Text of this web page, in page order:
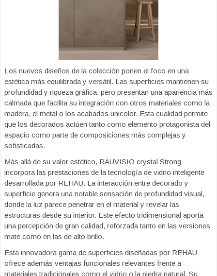
Los nuevos diseños de la colección ponen el foco en una
estética más equilibrada y versátil. Las superficies mantienen su
profundidad y riqueza gráfica, pero presentan una apariencia más
calmada que facilita su integración con otros materiales como la
madera, el metal o los acabados unicolor. Esta cualidad permite
que los decorados actúen tanto como elemento protagonista del
espacio como parte de composiciones más complejas y
sofisticadas.
Más allá de su valor estético, RAUVISIO crystal Strong
incorpora las prestaciones de la tecnología de vidrio inteligente
desarrollada por REHAU. La interacción entre decorado y
superficie genera una notable sensación de profundidad visual,
donde la luz parece penetrar en el material y revelar las
estructuras desde su interior. Este efecto tridimensional aporta
una percepción de gran calidad, reforzada tanto en las versiones
mate como en las de alto brillo.
Esta innovadora gama de superficies diseñadas por REHAU
ofrece además ventajas funcionales relevantes frente a
materiales tradicionales como el vidrio o la piedra natural. Su